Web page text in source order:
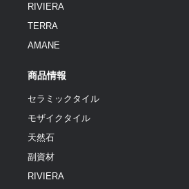
RIVIERA
TERRA
AMANE
商品情報
セラミックタイル
モザイクタイル
天然石
副資材
RIVIERA